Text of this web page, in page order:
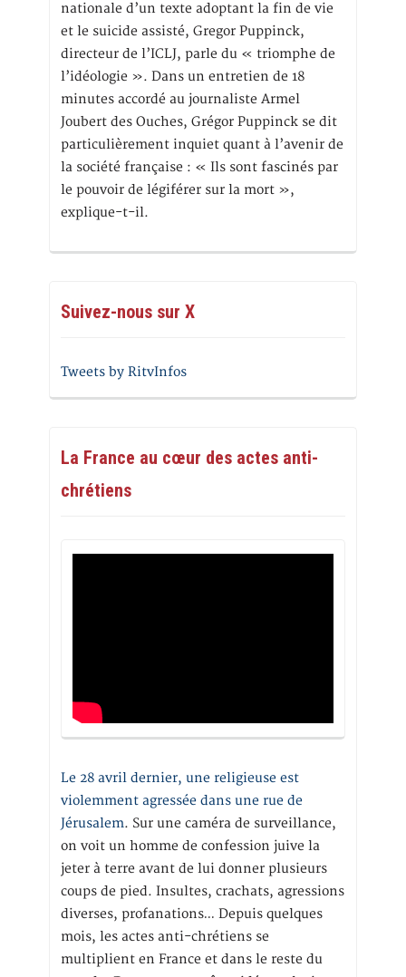
nationale d’un texte adoptant la fin de vie
et le suicide assisté, Gregor Puppinck,
directeur de l’ICLJ, parle du « triomphe de
l’idéologie ». Dans un entretien de 18
minutes accordé au journaliste Armel
Joubert des Ouches, Grégor Puppinck se dit
particulièrement inquiet quant à l’avenir de
la société française : « Ils sont fascinés par
le pouvoir de légiférer sur la mort »,
explique-t-il.
Suivez-nous sur X
Tweets by RitvInfos
La France au cœur des actes anti-
chrétiens
Le 28 avril dernier, une religieuse est
violemment agressée dans une rue de
Jérusalem. Sur une caméra de surveillance,
on voit un homme de confession juive la
jeter à terre avant de lui donner plusieurs
coups de pied. Insultes, crachats, agressions
diverses, profanations… Depuis quelques
mois, les actes anti-chrétiens se
multiplient en France et dans le reste du